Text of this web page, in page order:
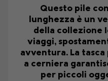
Questo pile
lunghezza è un
della collezione
viaggi,
avventura. La
a cerniera
per piccoli